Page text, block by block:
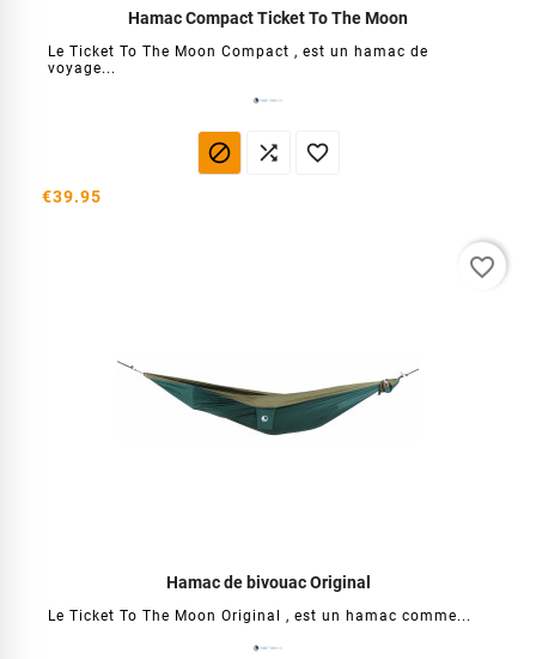
Hamac Compact Ticket To The Moon
Le Ticket To The Moon Compact , est un hamac de
voyage...
  
€39.95
Hamac de bivouac Original
Le Ticket To The Moon Original , est un hamac comme...
favorite_border